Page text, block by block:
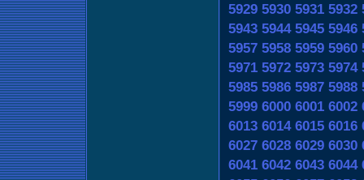
5929 5930 5931 5932
5943 5944 5945 5946
5957 5958 5959 5960
5971 5972 5973 5974
5985 5986 5987 5988
5999 6000 6001 6002
6013 6014 6015 6016
6027 6028 6029 6030
6041 6042 6043 6044